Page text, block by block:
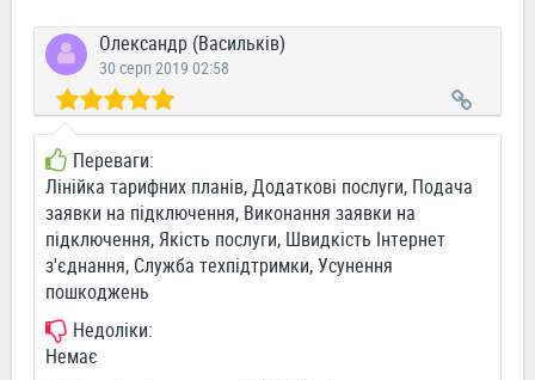
Олександр (Васильків)
30 серп 2019 02:58
Переваги:
Лінійка тарифних планів, Додаткові послуги, Подача
заявки на підключення, Виконання заявки на
підключення, Якість послуги, Швидкість Інтернет
з'єднання, Служба техпідтримки, Усунення
пошкоджень
Недоліки:
Немає